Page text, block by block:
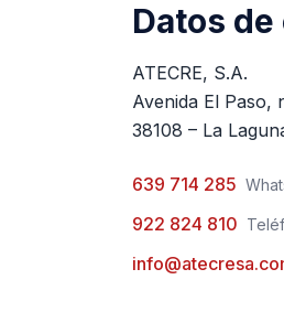
Datos
ATECRE, S.A.
Avenida El Paso,
38108 – La
639 714 285
922 824 810